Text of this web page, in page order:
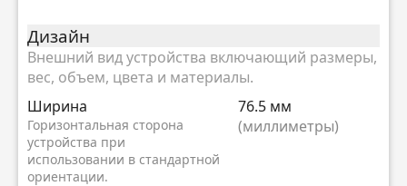
Дизайн
Внешний вид устройства включающий размеры,
вес, объем, цвета и материалы.
Ширина
Горизонтальная сторона
устройства при
использовании в стандартной
ориентации.
76.5 мм
(миллиметры)